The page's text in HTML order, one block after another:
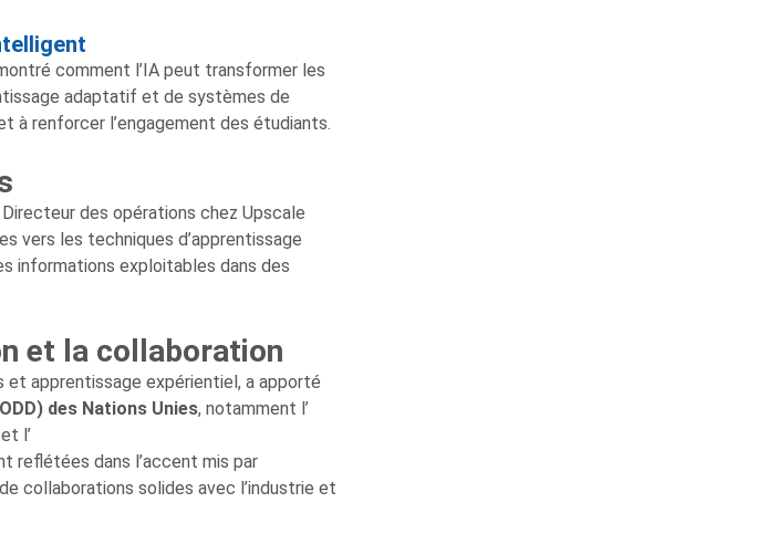
comment l’IA peut transformer les
adaptatif et de systèmes de
à renforcer l’engagement des étudiants.
Directeur des opérations chez Upscale
vers les techniques d’apprentissage
informations exploitables dans des
et la collaboration
et apprentissage expérientiel, a apporté
des Nations Unies, notamment l’
l’
reflétées dans l’accent mis par
collaborations solides avec l’industrie et